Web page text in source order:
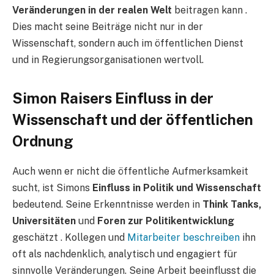
Veränderungen in der realen Welt beitragen kann .
Dies macht seine Beiträge nicht nur in der
Wissenschaft, sondern auch im öffentlichen Dienst
und in Regierungsorganisationen wertvoll.
Simon Raisers Einfluss in der
Wissenschaft und der öffentlichen
Ordnung
Auch wenn er nicht die öffentliche Aufmerksamkeit
sucht, ist Simons Einfluss in Politik und Wissenschaft
bedeutend. Seine Erkenntnisse werden in Think Tanks,
Universitäten und Foren zur Politikentwicklung
geschätzt . Kollegen und Mitarbeiter beschreiben ihn
oft als nachdenklich, analytisch und engagiert für
sinnvolle Veränderungen. Seine Arbeit beeinflusst die